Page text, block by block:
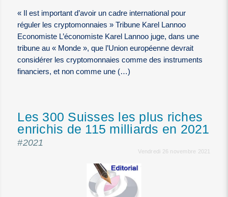
« Il est important d’avoir un cadre international pour
réguler les cryptomonnaies » Tribune Karel Lannoo
Economiste L’économiste Karel Lannoo juge, dans une
tribune au « Monde », que l’Union européenne devrait
considérer les cryptomonnaies comme des instruments
financiers, et non comme une (…)
Les 300 Suisses les plus riches
enrichis de 115 milliards en 2021
#2021
Vendredi 26 novembre 2021